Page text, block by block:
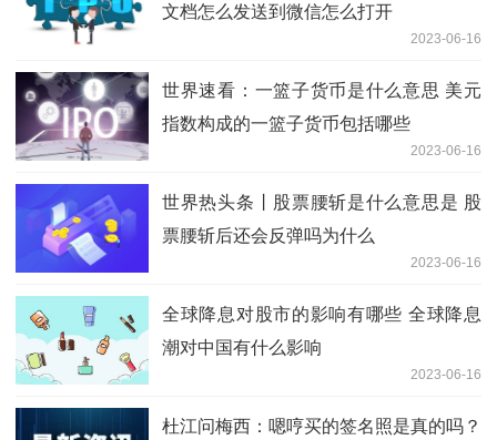
文档怎么发送到微信怎么打开
2023-06-16
世界速看：一篮子货币是什么意思 美元
指数构成的一篮子货币包括哪些
2023-06-16
世界热头条丨股票腰斩是什么意思是 股
票腰斩后还会反弹吗为什么
2023-06-16
全球降息对股市的影响有哪些 全球降息
潮对中国有什么影响
2023-06-16
杜江问梅西：嗯哼买的签名照是真的吗？